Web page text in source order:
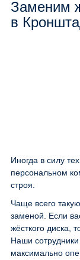
Заменим
в
Иногда в силу
персональном
строя.
Чаще всего
заменой. Если
жёсткого диска,
Наши
максимально